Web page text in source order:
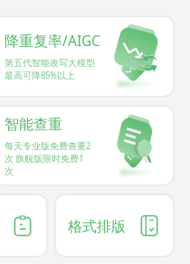
降重复率/AIGC
第五代智能改写大模型
最高可降85%以上
智能查重
每天专业版免费查重2
次 旗舰版限时免费1
次
格式排版